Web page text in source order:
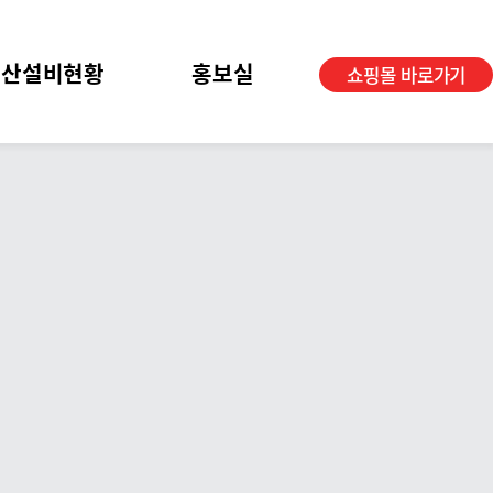
설비현황 홍보실 쇼핑몰 바로가기